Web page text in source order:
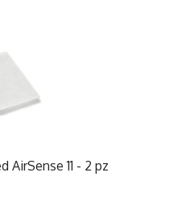
AirSense 11 - 2 pz